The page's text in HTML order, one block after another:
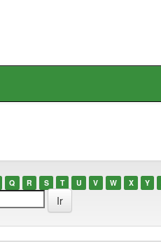
Q R S T U V W X Y